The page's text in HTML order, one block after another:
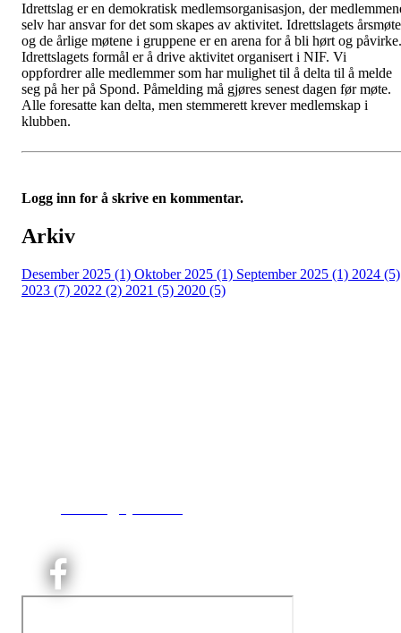
Idrettslag er en demokratisk medlemsorganisasjon, der
selv har ansvar for det som skapes av aktivitet. Idrettslagets årsmøte
og de årlige møtene i gruppene er en arena for å bli hørt og påvirke.
Idrettslagets formål er å drive aktivitet organisert i NIF. Vi
oppfordrer alle medlemmer som har mulighet til å delta til å melde
seg på her på Spond. Påmelding må gjøres senest dagen før møte.
Alle foresatte kan delta, men stemmerett krever medlemskap i
klubben.
Logg inn for å skrive en kommentar.
Arkiv
Desember 2025 (1) Oktober 2025 (1) September 2025 (1) 2024 (5)
2023 (7) 2022 (2) 2021 (5) 2020 (5)